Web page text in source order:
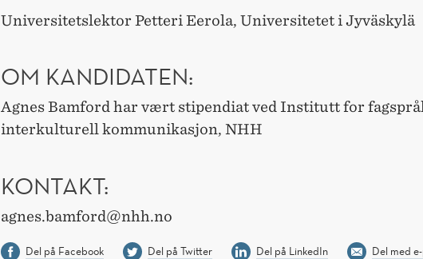
Universitetslektor Petteri Eerola, Universitetet i Jyväskylä
OM KANDIDATEN:
Agnes Bamford har vært stipendiat ved Institutt for
interkulturell kommunikasjon, NHH
KONTAKT:
agnes.bamford@nhh.no
Del på Facebook Del på Twitter Del på LinkedIn Del med